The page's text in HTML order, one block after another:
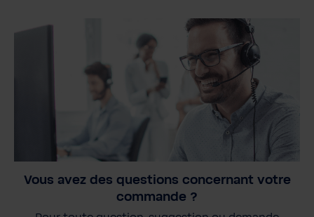
Vous avez des questions concernant votre
commande ?